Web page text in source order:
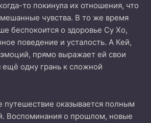
то покинула их отношения, что
чувства. В то же время
беспокоится о здоровье Су Хо,
поведение и усталость. А Кей,
прямо выражает ей свои
ещё одну грань к сложной
путешествие оказывается полным
Воспоминания о прошлом, новые